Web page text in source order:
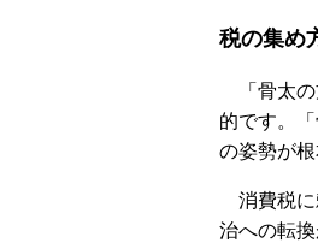
税の集め
「骨太の
的です。
の姿勢が根
消費税に
治への転